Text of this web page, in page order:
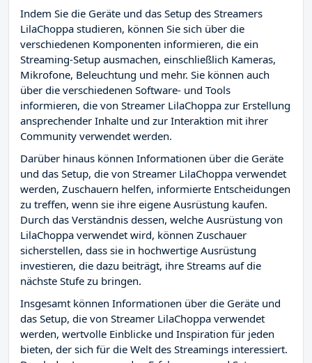
Indem Sie die Geräte und das Setup des Streamers
LilaChoppa studieren, können Sie sich über die
verschiedenen Komponenten informieren, die ein
Streaming-Setup ausmachen, einschließlich Kameras,
Mikrofone, Beleuchtung und mehr. Sie können auch
über die verschiedenen Software- und Tools
informieren, die von Streamer LilaChoppa zur Erstellung
ansprechender Inhalte und zur Interaktion mit ihrer
Community verwendet werden.
Darüber hinaus können Informationen über die Geräte
und das Setup, die von Streamer LilaChoppa verwendet
werden, Zuschauern helfen, informierte Entscheidungen
zu treffen, wenn sie ihre eigene Ausrüstung kaufen.
Durch das Verständnis dessen, welche Ausrüstung von
LilaChoppa verwendet wird, können Zuschauer
sicherstellen, dass sie in hochwertige Ausrüstung
investieren, die dazu beiträgt, ihre Streams auf die
nächste Stufe zu bringen.
Insgesamt können Informationen über die Geräte und
das Setup, die von Streamer LilaChoppa verwendet
werden, wertvolle Einblicke und Inspiration für jeden
bieten, der sich für die Welt des Streamings interessiert.